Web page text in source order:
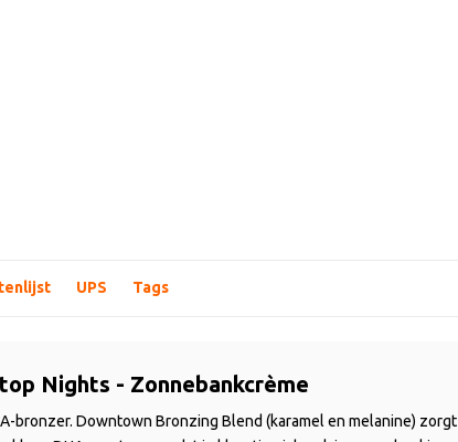
UPS Tags
Nights - Zonnebankcrème
bronzer. Downtown Bronzing Blend (karamel en melanine) zorgt